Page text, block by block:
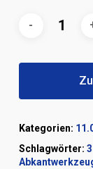
Kategorien:
Schlagwörter: